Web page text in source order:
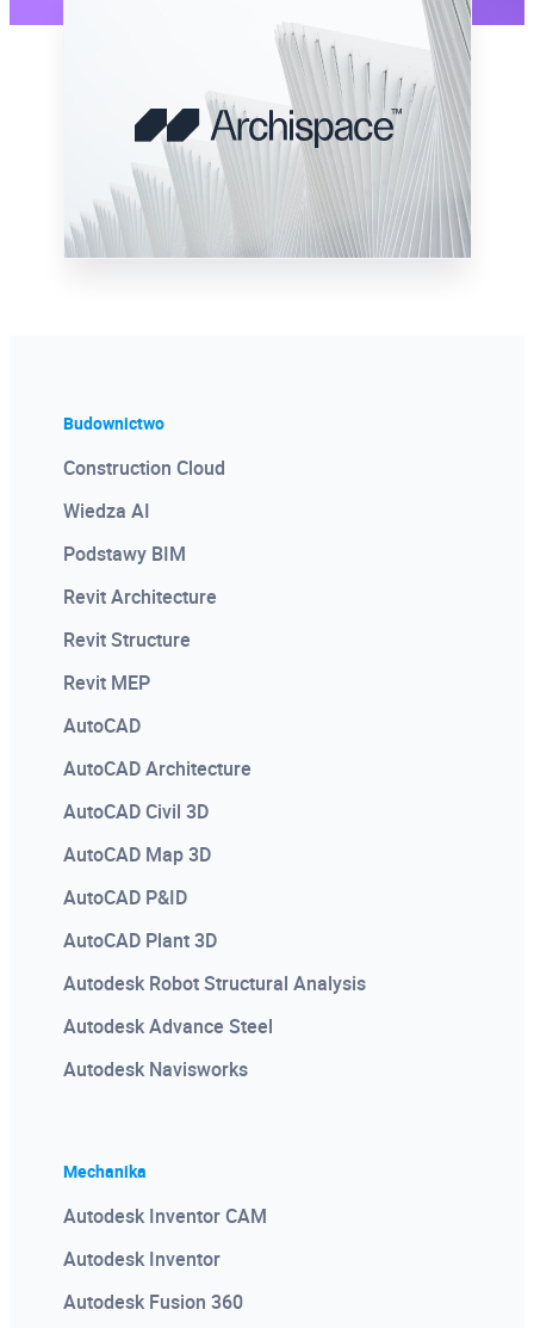
Budownictwo
Construction Cloud
Wiedza AI
Podstawy BIM
Revit Architecture
Revit Structure
Revit MEP
AutoCAD
AutoCAD Architecture
AutoCAD Civil 3D
AutoCAD Map 3D
AutoCAD P&ID
AutoCAD Plant 3D
Autodesk Robot Structural Analysis
Autodesk Advance Steel
Autodesk Navisworks
Mechanika
Autodesk Inventor CAM
Autodesk Inventor
Autodesk Fusion 360